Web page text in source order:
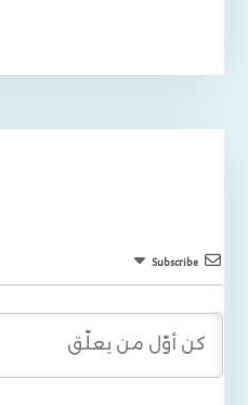
Subscribe